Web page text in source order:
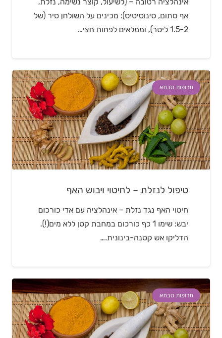
אינהלציה רטובה – (לשיעול, קוצר נשימה, נזלת,
אף סתום, סינוסיטיס): מכינים על השולחן סיר (של
1.5-2 ליטר), וממלאים לפחות חצי…
תרופות סבתא
טיפול לנזלת – לחיטוי ויבוש האף
חיטוי האף נגד נזלת – אינהלציה עם אדי כורכום
יבש: שימו 1 כף כורכום במחבת קטן ללא מים(!).
הדליקו אש קטנה-בינונית.…
תרופות סבתא